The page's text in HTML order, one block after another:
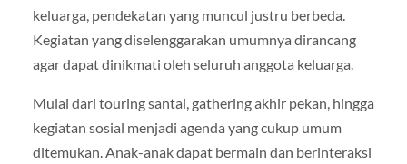
keluarga, pendekatan yang muncul justru berbeda.
Kegiatan yang diselenggarakan umumnya dirancang
agar dapat dinikmati oleh seluruh anggota keluarga.
Mulai dari touring santai, gathering akhir pekan, hingga
kegiatan sosial menjadi agenda yang cukup umum
ditemukan. Anak-anak dapat bermain dan berinteraksi